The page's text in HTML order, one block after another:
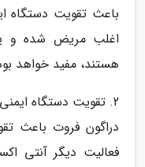
باعث تقویت دستگاه
اغلب مریض شده و
هستند، مفید خواهد
دراگون فروت باعث
فعالیت دیگر آنتی